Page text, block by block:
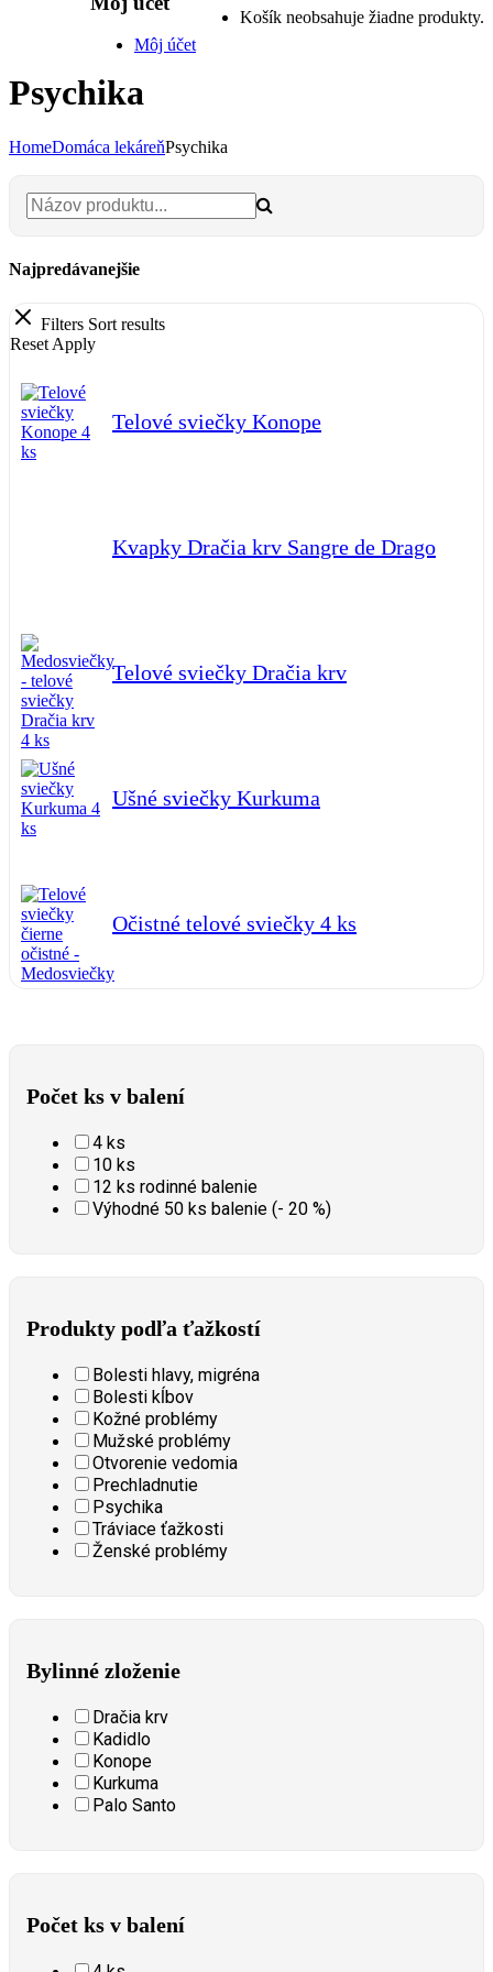
Košík neobsahuje žiadne produkty.
Môj účet
Psychika
HomeDomáca lekáreňPsychika
Najpredávanejšie
Filters Sort results
Reset Apply
Telové sviečky Konope
Kvapky Dračia krv Sangre de Drago
Telové sviečky Dračia krv
Ušné sviečky Kurkuma
Očistné telové sviečky 4 ks
Počet ks v balení
4 ks
10 ks
12 ks rodinné balenie
Výhodné 50 ks balenie (- 20 %)
Produkty podľa ťažkostí
Bolesti hlavy, migréna
Bolesti kĺbov
Kožné problémy
Mužské problémy
Otvorenie vedomia
Prechladnutie
Psychika
Tráviace ťažkosti
Ženské problémy
Bylinné zloženie
Dračia krv
Kadidlo
Konope
Kurkuma
Palo Santo
Počet ks v balení